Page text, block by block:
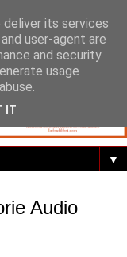
▼
Audio
its services
user-agent are
and security
usage
IT